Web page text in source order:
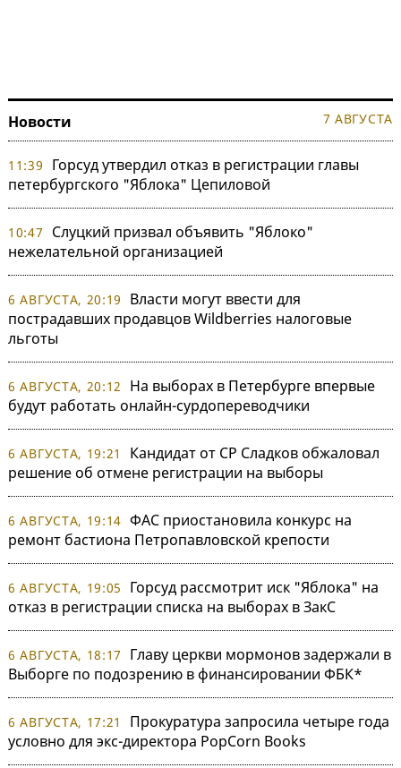
Новости 7 АВГУСТА
11:39
Горсуд утвердил отказ в регистрации главы
петербургского "Яблока" Цепиловой
10:47
Слуцкий призвал объявить "Яблоко"
нежелательной организацией
6 АВГУСТА, 20:19
Власти могут ввести для
пострадавших продавцов Wildberries налоговые
льготы
6 АВГУСТА, 20:12
На выборах в Петербурге впервые
будут работать онлайн-сурдопереводчики
6 АВГУСТА, 19:21
Кандидат от СР Сладков обжаловал
решение об отмене регистрации на выборы
6 АВГУСТА, 19:14 ФАС приостановила конкурс на
ремонт бастиона Петропавловской крепости
6 АВГУСТА, 19:05
Горсуд рассмотрит иск "Яблока" на
отказ в регистрации списка на выборах в ЗакС
6 АВГУСТА, 18:17
Главу церкви мормонов задержали в
Выборге по подозрению в финансировании ФБК*
6 АВГУСТА, 17:21
Прокуратура запросила четыре года
условно для экс-директора PopCorn Books